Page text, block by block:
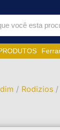
/ Rodizios /